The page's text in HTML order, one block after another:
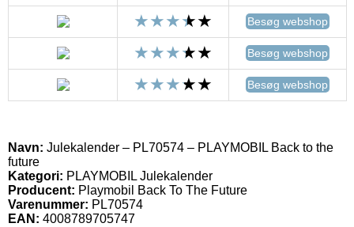
Besøg webshop
Besøg webshop
Besøg webshop
Navn: Julekalender – PL70574 – PLAYMOBIL Back to the
future
Kategori: PLAYMOBIL Julekalender
Producent: Playmobil Back To The Future
Varenummer: PL70574
EAN: 4008789705747